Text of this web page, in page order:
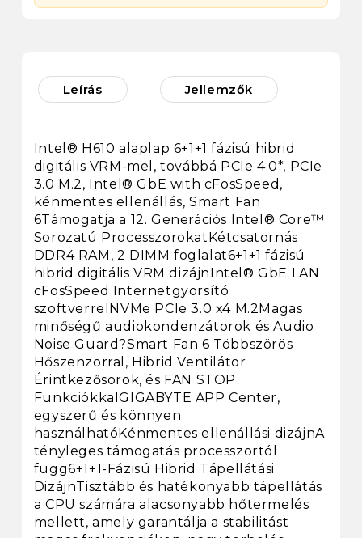
Leírás Jellemzők
Intel® H610 alaplap 6+1+1 fázisú hibrid
digitális VRM-mel, továbbá PCIe 4.0*, PCIe
3.0 M.2, Intel® GbE with cFosSpeed,
kénmentes ellenállás, Smart Fan
6Támogatja a 12. Generációs Intel® Core™
Sorozatú ProcesszorokatKétcsatornás
DDR4 RAM, 2 DIMM foglalat6+1+1 fázisú
hibrid digitális VRM dizájnIntel® GbE LAN
cFosSpeed Internetgyorsító
szoftverrelNVMe PCIe 3.0 x4 M.2Magas
minőségű audiokondenzátorok és Audio
Noise Guard?Smart Fan 6 Többszörös
Hőszenzorral, Hibrid Ventilátor
Érintkezősorok, és FAN STOP
FunkciókkalGIGABYTE APP Center,
egyszerű és könnyen
használhatóKénmentes ellenállási dizájnA
tényleges támogatás processzortól
függ6+1+1-Fázisú Hibrid Tápellátási
DizájnTisztább és hatékonyabb tápellátás
a CPU számára alacsonyabb hőtermelés
mellett, amely garantálja a stabilitást